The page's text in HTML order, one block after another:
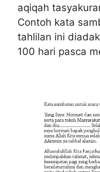
aqiqah
Contoh kata
tahlilan ini
100 hari pasca